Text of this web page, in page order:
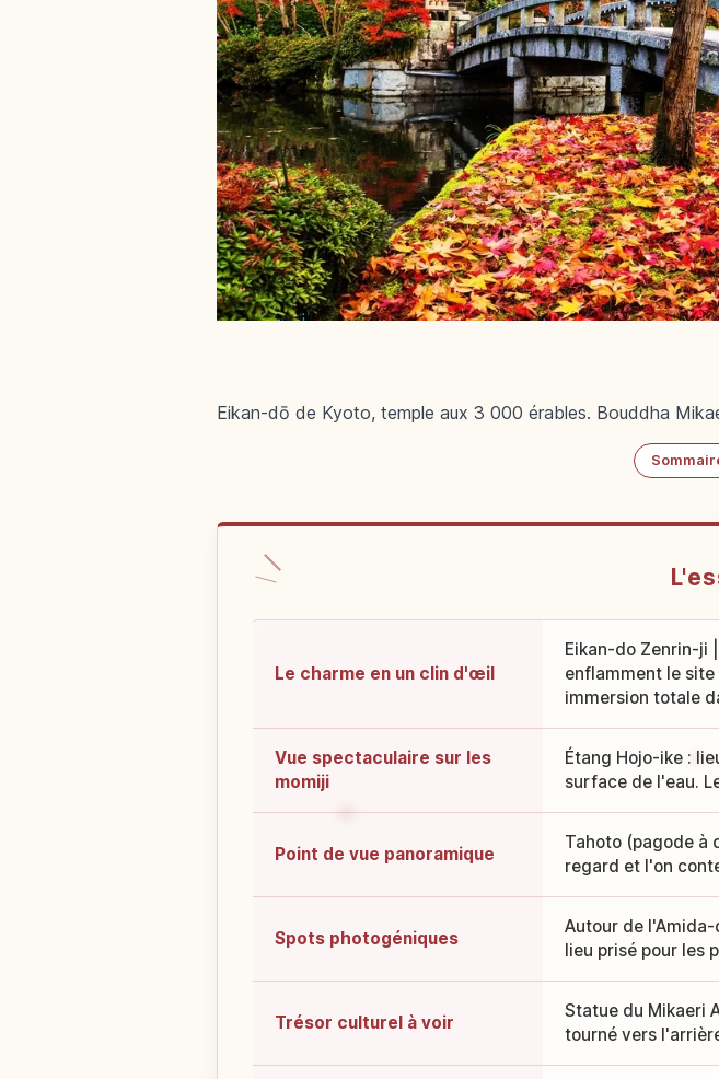
Eikan-dō de Kyoto, temple aux 3 000 érables. Bouddha
Le charme en un clin d'œil
Eikan-do Zenrin-ji
enflamment le
immersion totale
Vue spectaculaire sur les
momiji
Étang Hojo-ike :
surface de l'eau.
Point de vue panoramique
Tahoto (pagode à
regard et l'on
Spots photogéniques
Autour de
lieu prisé pour les
Trésor culturel à voir
Statue du Mikaeri
tourné vers